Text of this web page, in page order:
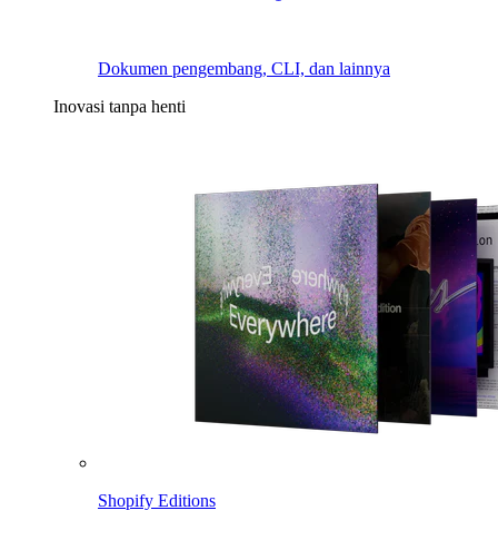
Dokumen pengembang, CLI, dan lainnya
Inovasi tanpa henti
Shopify Editions